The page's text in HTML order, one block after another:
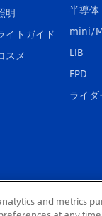
明
イトガイド
スメ
半導体
mini/
LIB
FPD
ライダ
and metrics